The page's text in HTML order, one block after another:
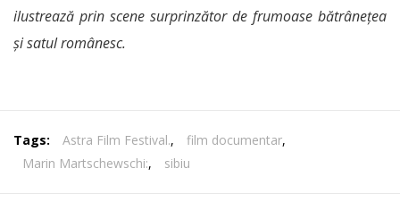
ilustrează prin scene surprinzător de frumoase bătrânețea
și satul românesc.
Tags: Astra Film Festival., film documentar,
Marin Martschewschi:, sibiu